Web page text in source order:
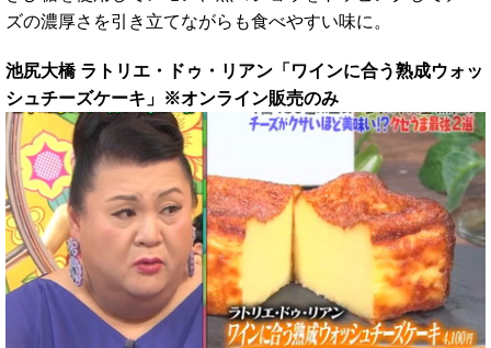
ズの濃厚さを引き立てながらも食べやすい味に。
池尻大橋 ラトリエ・ドゥ・リアン「ワインに合う熟成ウォッ
シュチーズケーキ」※オンライン販売のみ